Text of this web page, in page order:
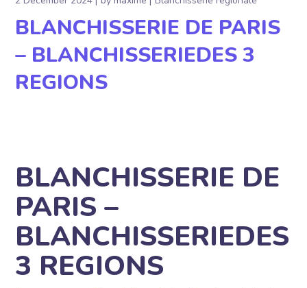
BLANCHISSERIE DE PARIS
– BLANCHISSERIEDES 3
REGIONS
BLANCHISSERIE DE
PARIS –
BLANCHISSERIEDES
3 REGIONS